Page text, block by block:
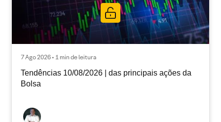
7 Ago 2026 • 1 min de leitura
Tendências 10/08/2026 | das principais ações da
Bolsa